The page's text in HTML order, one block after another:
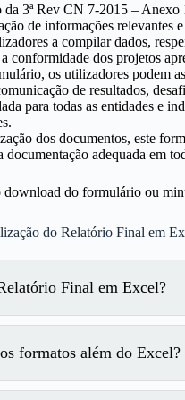
3ª Rev CN 7-2015 –
de informações relevantes
a compilar dados,
conformidade dos projetos
os utilizadores podem
de resultados,
para todas as entidades e
dos documentos, este
adequada em
do formulário ou
do Relatório Final em
Final em Excel?
formatos além do Excel?